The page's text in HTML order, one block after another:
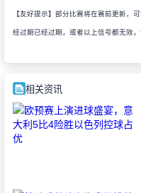
【友好提示】部分比赛将在赛前更新，
经过期已经过期，或者以上信号都无效
相关资讯